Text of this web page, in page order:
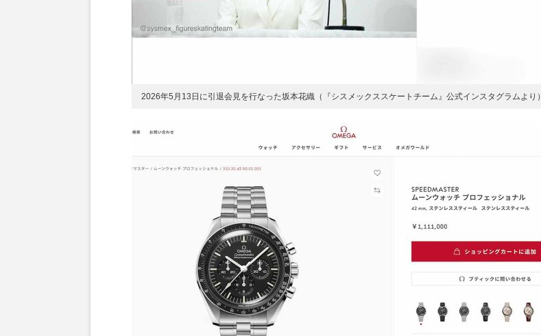
2026年5月13日に引退会見を行なった坂本花織（『シスメックススケートチーム』公式インスタグラムより）